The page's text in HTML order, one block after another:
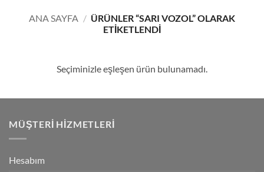
ANA SAYFA / ÜRÜNLER “SARI VOZOL” OLARAK
ETIKETLENDI
Seçiminizle eşleşen ürün bulunamadı.
MÜŞTERI HIZMETLERI
Hesabım